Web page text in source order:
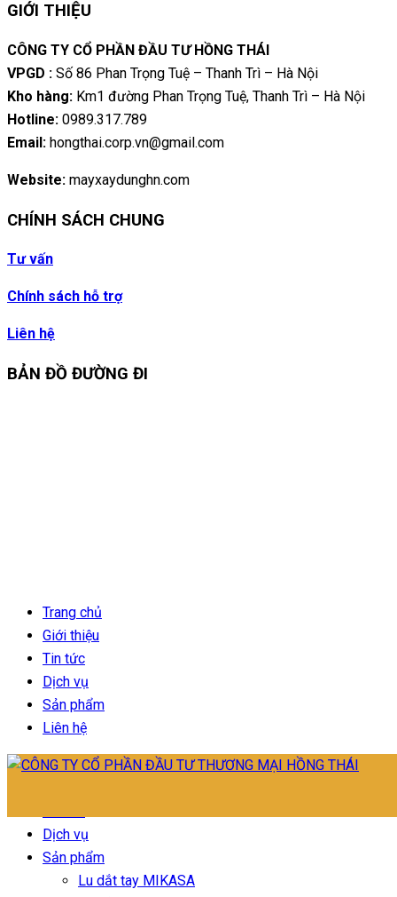
GIỚI THIỆU
CÔNG TY CỔ PHẦN ĐẦU TƯ HỒNG THÁI
VPGD : Số 86 Phan Trọng Tuệ – Thanh Trì – Hà Nội
Kho hàng: Km1 đường Phan Trọng Tuệ, Thanh Trì – Hà Nội
Hotline: 0989.317.789
Email: hongthai.corp.vn@gmail.com
Website: mayxaydunghn.com
CHÍNH SÁCH CHUNG
Tư vấn
Chính sách hỗ trợ
Liên hệ
BẢN ĐỒ ĐƯỜNG ĐI
Trang chủ
Giới thiệu
Tin tức
Dịch vụ
Sản phẩm
Liên hệ
Trang chủ
Dịch vụ
Sản phẩm
Lu dắt tay MIKASA